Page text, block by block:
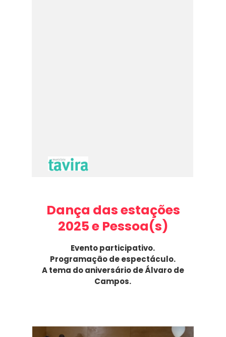
Dança das estações
2025 e Pessoa(s)
Evento participativo.
Programação de espectáculo.
A tema do aniversário de Álvaro de
Campos.